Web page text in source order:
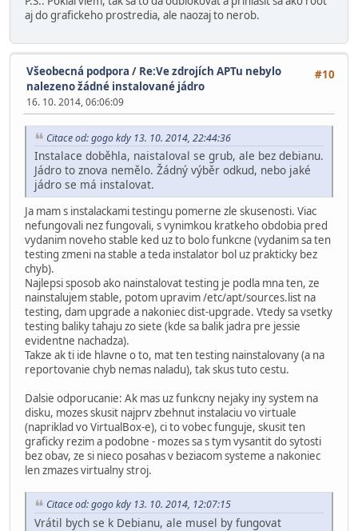
aj do grafickeho prostredia, ale naozaj to nerob.
#10
Všeobecná podpora / Re:Ve zdrojích APTu nebylo
nalezeno žádné instalované jádro
16. 10. 2014, 06:06:09
Citace od: gogo kdy 13. 10. 2014, 22:44:36
Instalace doběhla, naistaloval se grub, ale bez debianu.
Jádro to znova nemělo. Žádný výběr odkud, nebo jaké
jádro se má instalovat.
Ja mam s instalackami testingu pomerne zle skusenosti. Viac
nefungovali nez fungovali, s vynimkou kratkeho obdobia pred
vydanim noveho stable ked uz to bolo funkcne (vydanim sa ten
testing zmeni na stable a teda instalator bol uz prakticky bez
chyb).
Najlepsi sposob ako nainstalovat testing je podla mna ten, ze
nainstalujem stable, potom upravim /etc/apt/sources.list na
testing, dam upgrade a nakoniec dist-upgrade. Vtedy sa vsetky
testing baliky tahaju zo siete (kde sa balik jadra pre jessie
evidentne nachadza).
Takze ak ti ide hlavne o to, mat ten testing nainstalovany (a na
reportovanie chyb nemas naladu), tak skus tuto cestu.
Dalsie odporucanie: Ak mas uz funkcny nejaky iny system na
disku, mozes skusit najprv zbehnut instalaciu vo virtuale
(napriklad vo VirtualBox-e), ci to vobec funguje, skusit ten
graficky rezim a podobne - mozes sa s tym vysantit do sytosti
bez obav, ze si nieco posahas v beziacom systeme a nakoniec
len zmazes virtualny stroj.
Citace od: gogo kdy 13. 10. 2014, 12:07:15
Vrátil bych se k Debianu, ale musel by fungovat